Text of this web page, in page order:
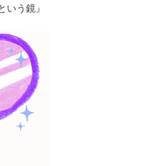
いう鏡』